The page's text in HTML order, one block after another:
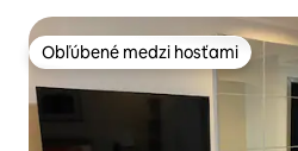
Obľúbené medzi hosťami
Obľúbené medzi hosťami